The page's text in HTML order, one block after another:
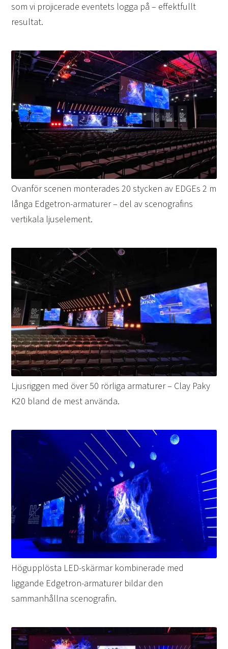
som vi projicerade eventets logga på – effektfullt
resultat.
Ovanför scenen monterades 20 stycken av EDGEs 2 m
långa Edgetron-armaturer – del av scenografins
vertikala ljuselement.
Ljusriggen med över 50 rörliga armaturer – Clay Paky
K20 bland de mest använda.
Högupplösta LED-skärmar kombinerade med
liggande Edgetron-armaturer bildar den
sammanhållna scenografin.